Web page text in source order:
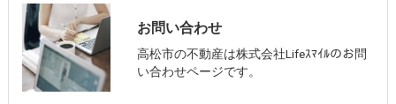
お問い合わせ
高松市の不動産は株式会社Lifeｽﾏｲﾙのお問
い合わせページです。